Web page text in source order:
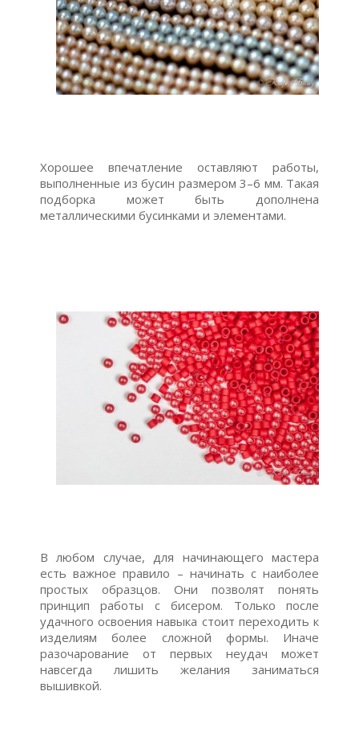
Хорошее впечатление оставляют работы,
выполненные из бусин размером 3–6 мм. Такая
подборка может быть дополнена
металлическими бусинками и элементами.
В любом случае, для начинающего мастера
есть важное правило – начинать с наиболее
простых образцов. Они позволят понять
принцип работы с бисером. Только после
удачного освоения навыка стоит переходить к
изделиям более сложной формы. Иначе
разочарование от первых неудач может
навсегда лишить желания заниматься
вышивкой.